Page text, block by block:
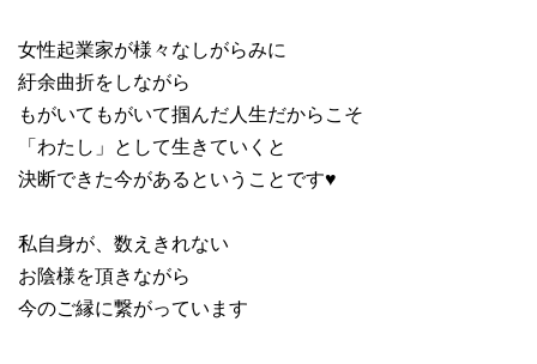
女性起業家が様々なしがらみに
紆余曲折をしながら
もがいてもがいて掴んだ人生だからこそ
「わたし」として生きていくと
決断できた今があるということです♥
私自身が、数えきれない
お陰様を頂きながら
今のご縁に繋がっています